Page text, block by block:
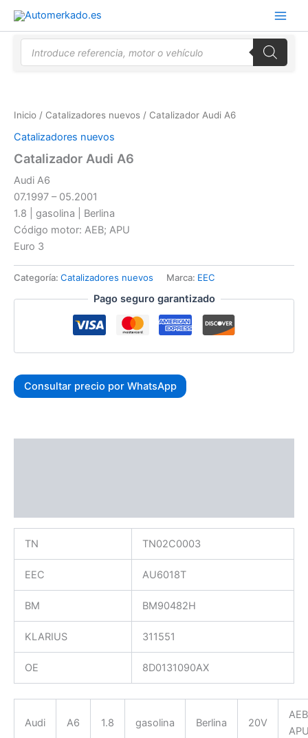
contenido
Búsqueda
Inicio / Catalizadores nuevos / Catalizador Audi A6
Catalizadores nuevos
Catalizador Audi A6
Audi A6
07.1997 – 05.2001
1.8 | gasolina | Berlina
Código motor: AEB; APU
Euro 3
Categoría: Catalizadores nuevos Marca: EEC
Pago seguro garantizado
Consultar precio por WhatsApp
TN TN02C0003
EEC AU6018T
BM BM90482H
KLARIUS 311551
OE 8D0131090AX
Audi A6 1.8 gasolina Berlina 20V